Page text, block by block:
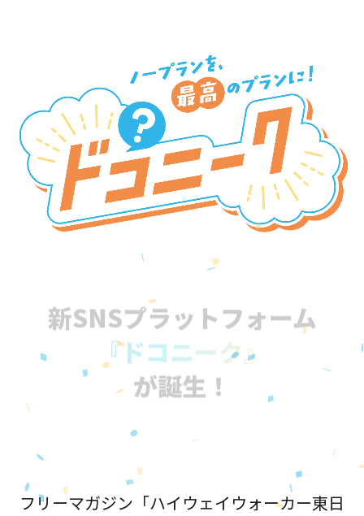
新SNSプラットフォーム
『ドコニーク』
が誕生！
フリーマガジン「ハイウェイウォーカー東日